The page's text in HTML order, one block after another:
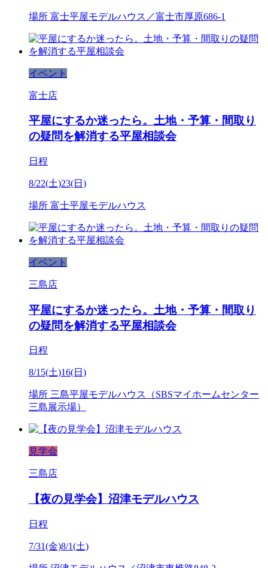
場所 富士平屋モデルハウス／富士市厚原686-1
イベント
富士店
平屋にするか迷ったら。土地・予算・間取り
の疑問を解消する平屋相談会
日程
8/22(土)23(日)
場所 富士平屋モデルハウス
イベント
三島店
平屋にするか迷ったら。土地・予算・間取り
の疑問を解消する平屋相談会
日程
8/15(土)16(日)
場所 三島平屋モデルハウス（SBSマイホームセンター
三島展示場）
見学会
三島店
【夜の見学会】沼津モデルハウス
日程
7/31(金)8/1(土)